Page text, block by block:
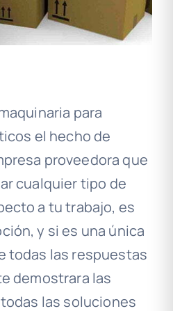
para
el hecho de
proveedora que
cualquier tipo de
a tu trabajo, es
y si es una única
todas las respuestas
demostrara las
las soluciones